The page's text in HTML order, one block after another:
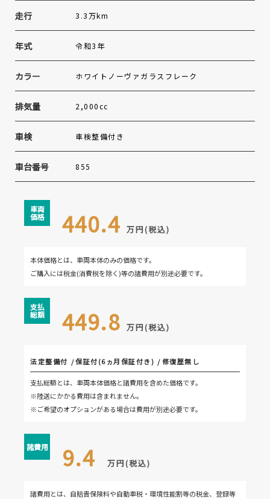
走行 3.3万km
年式 令和3年
カラー ホワイトノーヴァガラスフレーク
排気量 2,000cc
車検 車検整備付き
車台番号 855
車両
価格 440.4 万円(税込)
本体価格とは、車両本体のみの価格です。
ご購入には税金(消費税を除く)等の諸費用が別途必要です。
支払
総額 449.8 万円(税込)
法定整備付 保証付(6ヵ月保証付き) 修復歴無し
支払総額とは、車両本体価格と諸費用を含めた価格です。
※陸送にかかる費用は含まれません。
※ご希望のオプションがある場合は費用が別途必要です。
諸費用 9.4 万円(税込)
諸費用とは、自賠責保険料や自動車税・環境性能割等の税金、登録等